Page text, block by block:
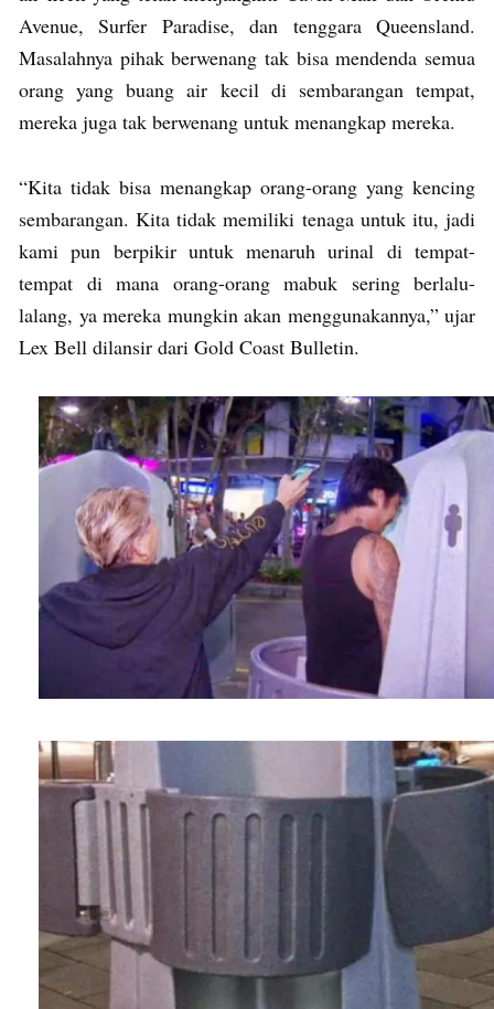
Avenue, Surfer Paradise, dan tenggara Queensland.
Masalahnya pihak berwenang tak bisa mendenda semua
orang yang buang air kecil di sembarangan tempat,
mereka juga tak berwenang untuk menangkap mereka.
“Kita tidak bisa menangkap orang-orang yang kencing
sembarangan. Kita tidak memiliki tenaga untuk itu, jadi
kami pun berpikir untuk menaruh urinal di tempat-
tempat di mana orang-orang mabuk sering berlalu-
lalang, ya mereka mungkin akan menggunakannya,” ujar
Lex Bell dilansir dari Gold Coast Bulletin.